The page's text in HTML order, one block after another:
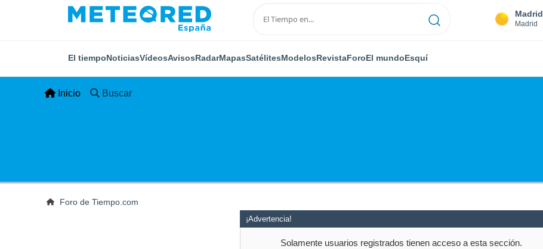
Madrid
Madrid
El tiempoNoticiasVídeosAvisosRadarMapasSatélitesModelosRevistaForoEl mundoEsquí
Inicio Buscar
Foro de Tiempo.com
¡Advertencia!
Solamente usuarios registrados tienen acceso a esta sección.